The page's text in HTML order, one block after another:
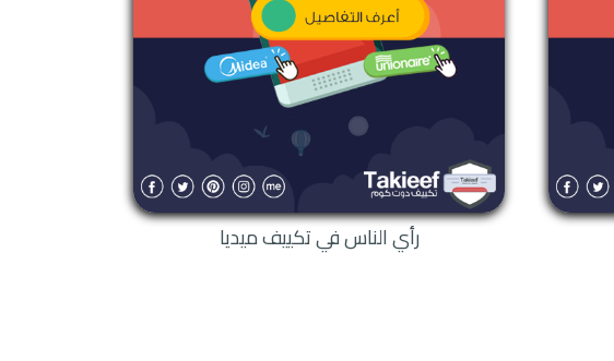
رأي الناس في تكييف ميديا